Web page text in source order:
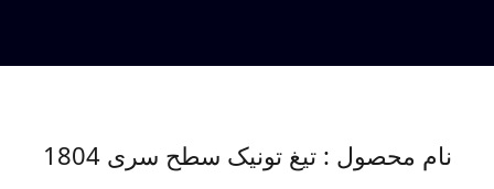
نام محصول : تیغ تونیک سطح سری 1804